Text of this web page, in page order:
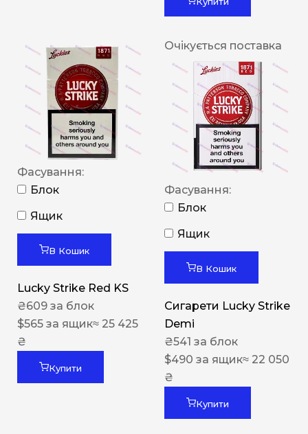
Фасування:
Блок
Ящик
В Кошик
Lucky Strike Red KS
₴609 за блок
$565 за ящик≈ 25 425
₴
Купити
Очікується поставка
Фасування:
Блок
Ящик
В Кошик
Сигарети Lucky Strike
Demi
₴541 за блок
$490 за ящик≈ 22 050
₴
Купити